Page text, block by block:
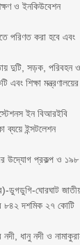
ও ইনকিউবেশন
পরিণত করা হবে এবং
দুটি, সড়ক, পরিবহন
শিক্ষা মন্ত্রণালয়ের
ইন বিআরইবি
ব্যয়ে ইন্সটলেশন
উদ্যোগ প্রকল্প ও ১৯৮
ডুগডুগি-ঘোরঘাট
৮৪২ দশমিক ২৭ কোটি
ধানু নদী ও